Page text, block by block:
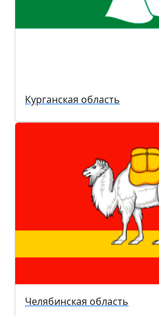
Курганская область
Челябинская область